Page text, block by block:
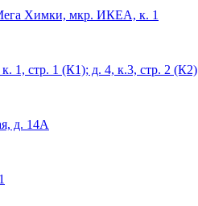
Химки, мкр. ИКЕА, к. 1
1, стр. 1 (К1); д. 4, к.3, стр. 2 (К2)
д. 14А